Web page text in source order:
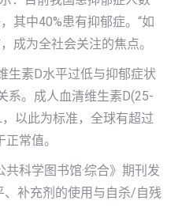
其中40%患有抑郁症。“如
成为全社会关注的焦点。
生素D水平过低与抑郁症状
系。成人血清维生素D(25-
以此为标准，全球有超过
常值。
科学图书馆·综合》期刊发
补充剂的使用与自杀/自残